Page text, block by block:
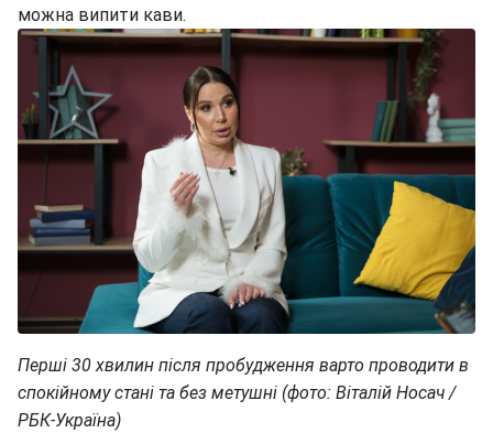
можна випити кави.
Перші 30 хвилин після пробудження варто проводити в
спокійному стані та без метушні (фото: Віталій Носач /
РБК-Україна)